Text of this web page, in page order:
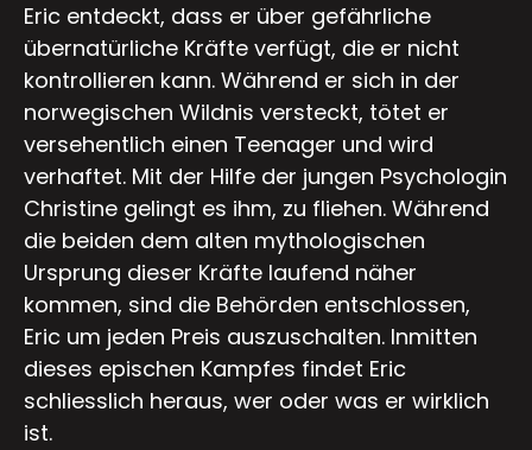
Eric entdeckt, dass er über gefährliche
übernatürliche Kräfte verfügt, die er nicht
kontrollieren kann. Während er sich in der
norwegischen Wildnis versteckt, tötet er
versehentlich einen Teenager und wird
verhaftet. Mit der Hilfe der jungen Psychologin
Christine gelingt es ihm, zu fliehen. Während
die beiden dem alten mythologischen
Ursprung dieser Kräfte laufend näher
kommen, sind die Behörden entschlossen,
Eric um jeden Preis auszuschalten. Inmitten
dieses epischen Kampfes findet Eric
schliesslich heraus, wer oder was er wirklich
ist.